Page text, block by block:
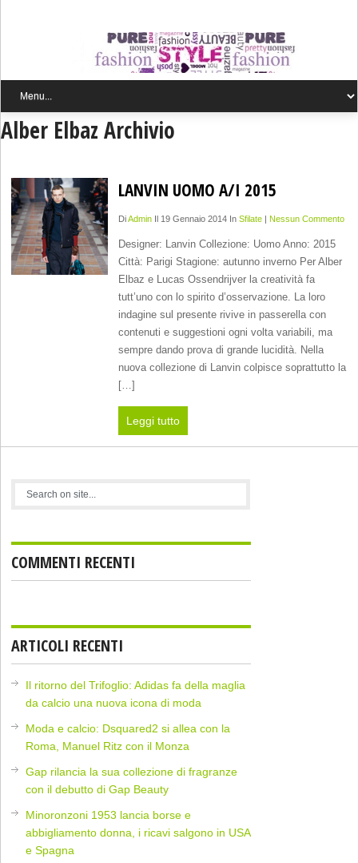
Alber Elbaz Archivio
LANVIN UOMO A/I 2015
DiAdminIl 19 Gennaio 2014 In Sfilate| Nessun Commento
Designer: Lanvin Collezione: Uomo Anno: 2015
Città: Parigi Stagione: autunno inverno Per Alber
Elbaz e Lucas Ossendrijver la creatività fa
tutt’uno con lo spirito d’osservazione. La loro
indagine sul presente rivive in passerella con
contenuti e suggestioni ogni volta variabili, ma
sempre dando prova di grande lucidità. Nella
nuova collezione di Lanvin colpisce soprattutto la
[…]
Leggi tutto
COMMENTI RECENTI
ARTICOLI RECENTI
Il ritorno del Trifoglio: Adidas fa della maglia
da calcio una nuova icona di moda
Moda e calcio: Dsquared2 si allea con la
Roma, Manuel Ritz con il Monza
Gap rilancia la sua collezione di fragranze
con il debutto di Gap Beauty
Minoronzoni 1953 lancia borse e
abbigliamento donna, i ricavi salgono in USA
e Spagna